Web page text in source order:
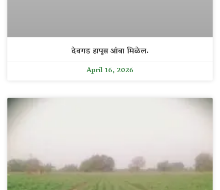
देवगड हापूस आंबा मिळेल.
April 16, 2026